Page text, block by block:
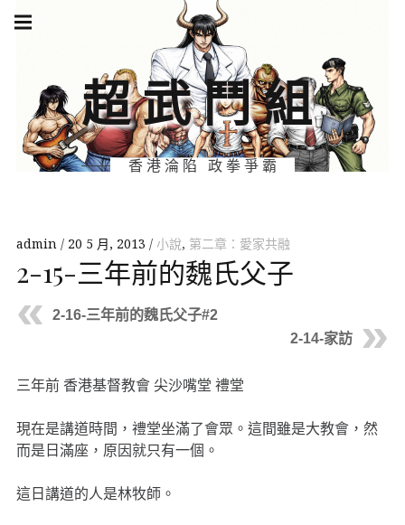
Skip
超武鬥組
香港淪陷 政拳爭霸
navigation
admin 20 5 月, 2013 小說, 第二章：愛家共融
2-15-三年前的魏氏父子
2-16-三年前的魏氏父子#2
2-14-家訪
三年前 香港基督教會 尖沙嘴堂 禮堂
現在是講道時間，禮堂坐滿了會眾。這間雖是大教會，然
而是日滿座，原因就只有一個。
這日講道的人是林牧師。